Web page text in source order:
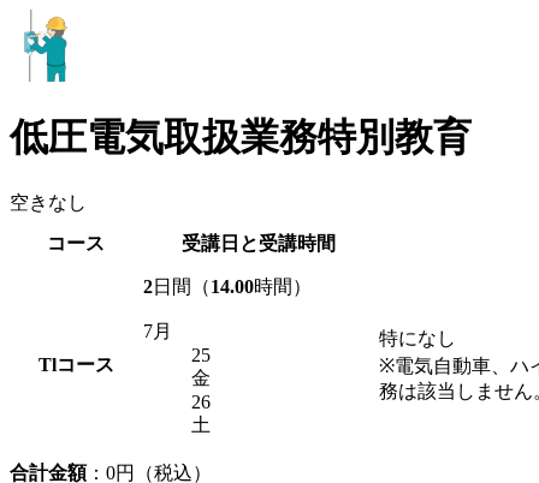
低圧電気取扱業務特別教育
空きなし
コース
受講日と受講時間
Tlコース
2日間（14.00時間）
7月
25
金
26
土
特になし
※電気自動車、ハ
務は該当しません
合計金額： 0円（税込）